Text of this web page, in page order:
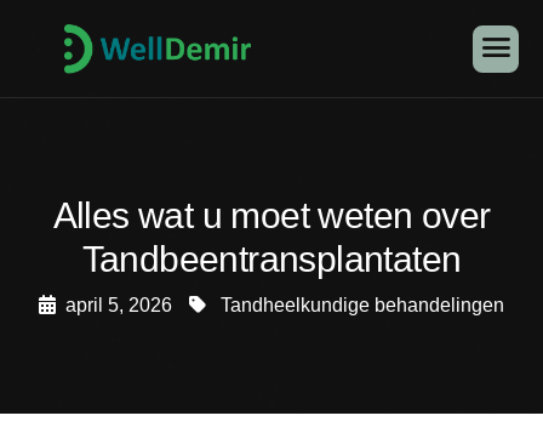
Alles wat u moet weten over
Tandbeentransplantaten
april 5, 2026 Tandheelkundige behandelingen